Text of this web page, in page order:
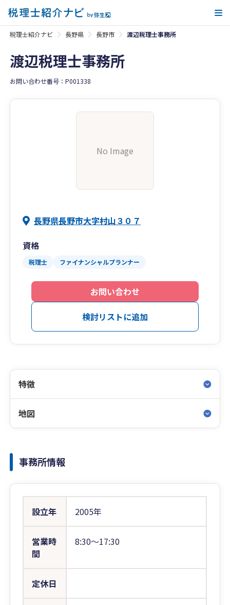
税理士紹介ナビ 長野県 長野市 渡辺税理士事務所
渡辺税理士事務所
お問い合わせ番号：P001338
No Image
長野県長野市大字村山３０７
資格
税理士 ファイナンシャルプランナー
お問い合わせ
検討リストに追加
特徴
地図
事務所情報
設立年 2005年
営業時
間
8:30〜17:30
定休日